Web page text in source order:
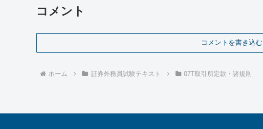
コメント
コメントを書き込む
ホーム 証券外務員試験テキスト 07T取引所定款・諸規則